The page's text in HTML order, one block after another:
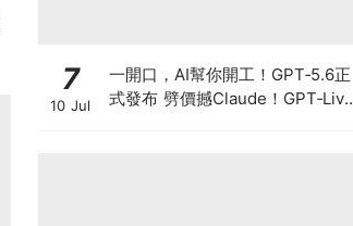
7
10 Jul
一開口，AI幫你開工！GPT‑5.6正
式發布 劈價撼Claude！GPT‑Live